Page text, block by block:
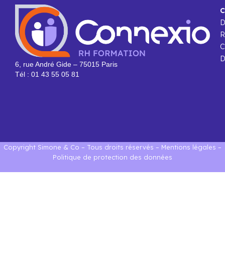
6, rue André Gide – 75015 Paris
Tél : 01 43 55 05 81
Copyright Simone & Co – Tous droits réservés – Mentions légales –
Politique de protection des données